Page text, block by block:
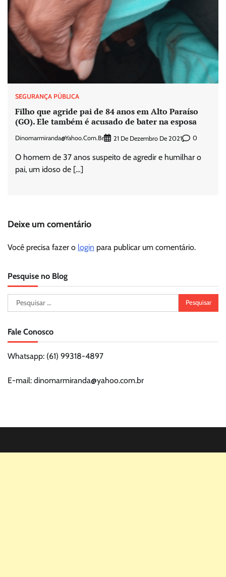
SEGURANÇA PÚBLICA
Filho que agride pai de 84 anos em Alto Paraíso
(GO). Ele também é acusado de bater na esposa
Dinomarmiranda@yahoo.com.br 21 De Dezembro De 2021 0
O homem de 37 anos suspeito de agredir e humilhar o
pai, um idoso de […]
Deixe um comentário
Você precisa fazer o login para publicar um comentário.
Pesquise no Blog
Pesquisar
por:
Fale Conosco
Whatsapp: (61) 99318-4897
E-mail: dinomarmiranda@yahoo.com.br